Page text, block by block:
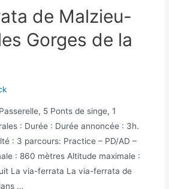
de Malzieu-
Gorges de la
5 Ponts de singe, 1
: Durée : Durée annoncée : 3h.
: 3 parcours: Practice – PD/AD –
: 860 mètres Altitude maximale :
La via-ferrata La via-ferrata de
…